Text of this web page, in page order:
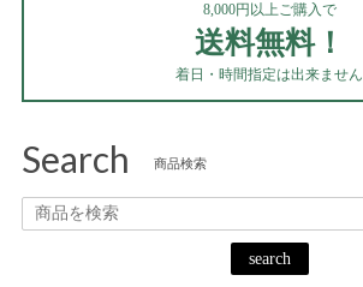
8,000円以上ご購入で
送料無料！
着日・時間指定は出来ません
Search 商品検索
search